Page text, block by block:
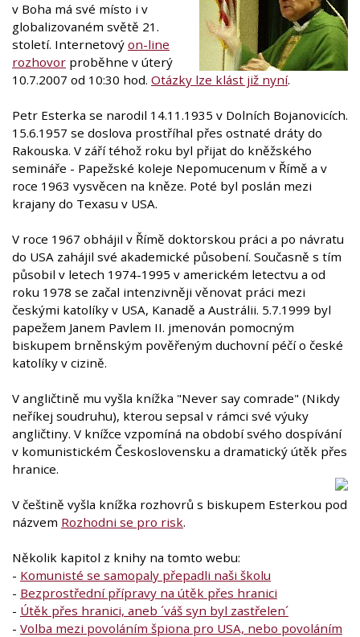
v Boha má své místo i v
globalizovaném světě 21.
století. Internetový on-line
rozhovor proběhne v úterý
10.7.2007 od 10:30 hod. Otázky lze klást již nyní.
Petr Esterka se narodil 14.11.1935 v Dolních Bojanovicích.
15.6.1957 se doslova prostříhal přes ostnaté dráty do
Rakouska. V září téhož roku byl přijat do kněžského
semináře - Papežské koleje Nepomucenum v Římě a v
roce 1963 vysvěcen na kněze. Poté byl poslán mezi
krajany do Texasu v USA.
V roce 1967 obhájil v Římě doktorskou práci a po návratu
do USA zahájil své akademické působení. Současně s tím
působil v letech 1974-1995 v americkém letectvu a od
roku 1978 se začal intenzivněji věnovat práci mezi
českými katolíky v USA, Kanadě a Austrálii. 5.7.1999 byl
papežem Janem Pavlem II. jmenován pomocným
biskupem brněnským pověřeným duchovní péčí o české
katolíky v cizině.
V angličtině mu vyšla knížka "Never say comrade" (Nikdy
neříkej soudruhu), kterou sepsal v rámci své výuky
angličtiny. V knížce vzpomíná na období svého dospívání
v komunistickém Československu a dramatický útěk přes
hranice.
V češtině vyšla knížka rozhovrů s biskupem Esterkou pod
názvem Rozhodni se pro risk.
Několik kapitol z knihy na tomto webu:
- Komunisté se samopaly přepadli naši školu
- Bezprostřední přípravy na útěk přes hranici
- Útěk přes hranici, aneb ´váš syn byl zastřelen´
- Volba mezi povoláním špiona pro USA, nebo povoláním